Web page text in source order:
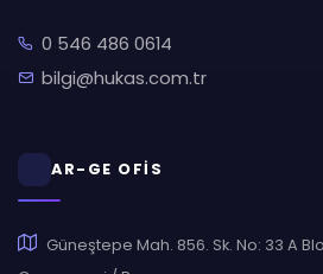
0 546 486 0614
bilgi@hukas.com.tr
AR-GE OFİS
Güneştepe Mah. 856. Sk. No: 33 A